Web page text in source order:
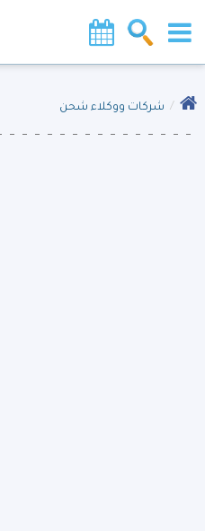
شركات ووكلاء شحن